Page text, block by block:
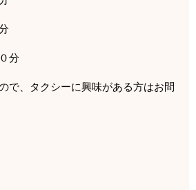
分
で、タクシーに興味がある方はお問